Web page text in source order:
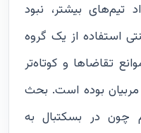
تیم‌های بیشتر، نبود
استفاده از یک گروه
تقاضاها و کوتاه‌تر
بوده است. بحث
چون در بسکتبال به